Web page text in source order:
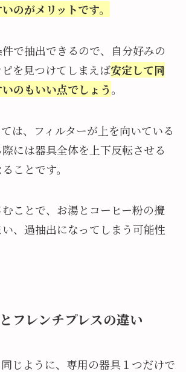
いのがメリットです。
で抽出できるので、自分好みの
を見つけてしまえば安定して同
のもいい点でしょう。
は、フィルターが上を向いている
には器具全体を上下反転させる
ことです。
ことで、お湯とコーヒー粉の攪
、過抽出になってしまう可能性
フレンチプレスの違い
じように、専用の器具１つだけで